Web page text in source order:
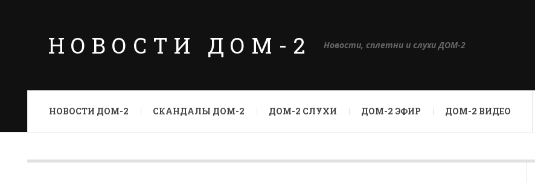
НОВОСТИ ДОМ-2 Новости, сплетни и слухи ДОМ-2
НОВОСТИ ДОМ-2 СКАНДАЛЫ ДОМ-2 ДОМ-2 СЛУХИ ДОМ-2 ЭФИР ДОМ-2 ВИДЕО